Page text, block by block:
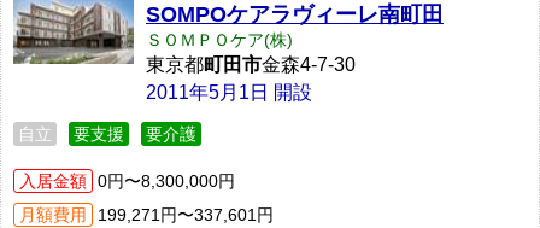
SOMPOケアラヴィーレ南町田
ＳＯＭＰＯケア(株)
東京都町田市金森4-7-30
2011年5月1日 開設
自立 要支援 要介護
入居金額 0円〜8,300,000円
月額費用
199,271円〜337,601円